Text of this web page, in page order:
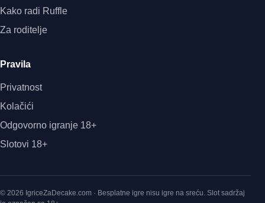
Kako radi Ruffle
Za roditelje
Pravila
Privatnost
Kolačići
Odgovorno igranje 18+
Slotovi 18+
© 2026 IgriceZaDecake.com · Besplatne igre nisu igre na sreću. Slot sadržaj